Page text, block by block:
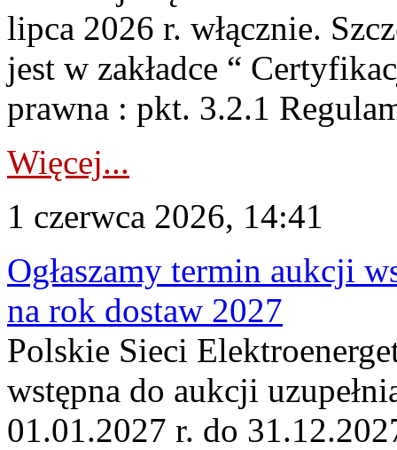
lipca 2026 r. włącznie.
jest w zakładce “
prawna : pkt. 3.2.1
Więcej...
1 czerwca 2026, 14:41
Ogłaszamy termin aukcji
na rok dostaw 2027
Polskie Sieci
wstępna do aukcji
01.01.2027 r. do